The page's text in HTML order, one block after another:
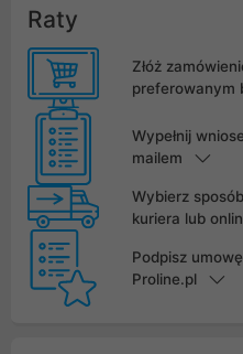
Raty
Złóż
preferowanym
Wypełnij
mailem
Wybierz
kuriera lub
Podpisz
Proline.pl